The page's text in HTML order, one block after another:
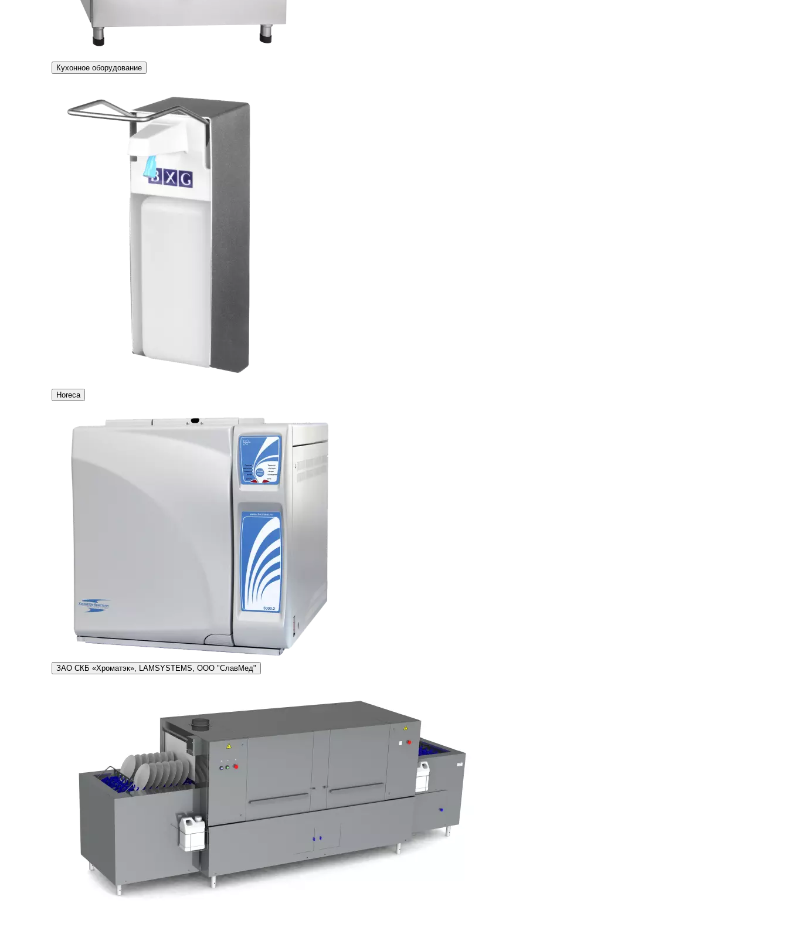
Кухонное оборудование
Horeca
ЗАО СКБ «Хроматэк», LAMSYSTEMS, ООО "СлавМед"